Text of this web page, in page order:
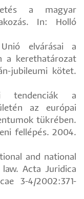
a magyar
In: Holló
elvárásai a
a kerethatározat
jubileumi kötet.
tendenciák a
az európai
tükrében.
fellépés. 2004.
and national
Acta Juridica
3-4/2002:371-